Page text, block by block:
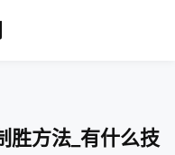
胜方法_有什么技